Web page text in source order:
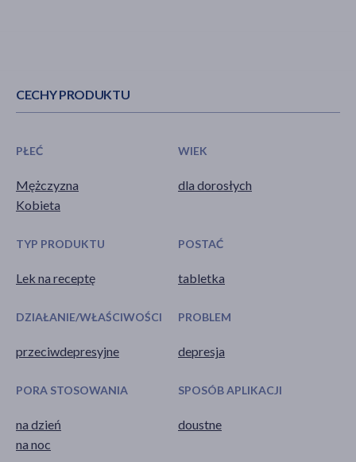
CECHY PRODUKTU
PŁEĆ
Mężczyzna
Kobieta
WIEK
dla dorosłych
TYP PRODUKTU
Lek na receptę
POSTAĆ
tabletka
DZIAŁANIE/WŁAŚCIWOŚCI
przeciwdepresyjne
PROBLEM
depresja
PORA STOSOWANIA
na dzień
na noc
SPOSÓB APLIKACJI
doustne